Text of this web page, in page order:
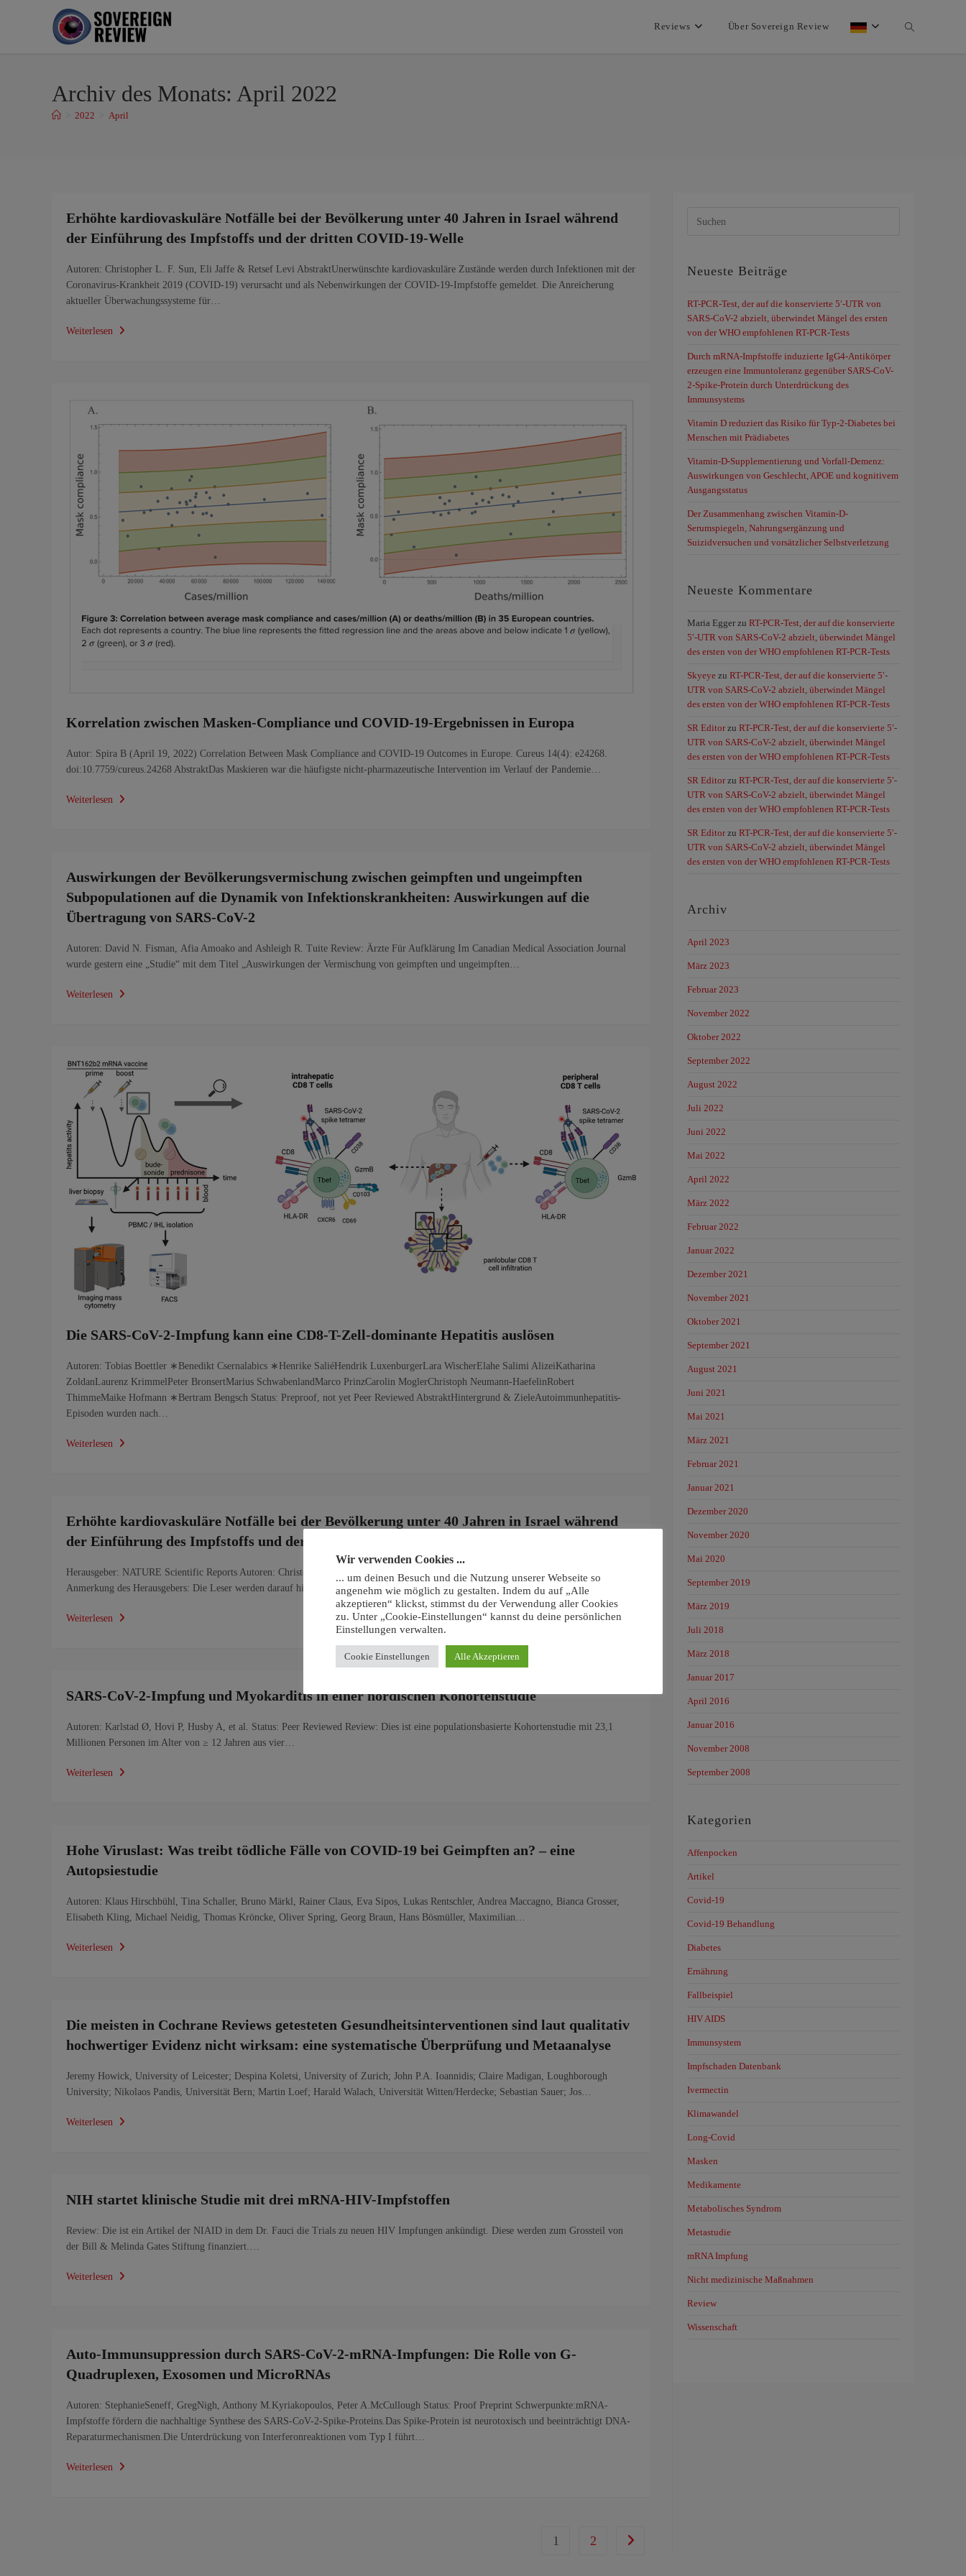
Reviews Über Sovereign Review
Archiv des Monats: April 2022
2022 April
Erhöhte kardiovaskuläre Notfälle bei der Bevölkerung unter 40 Jahren in Israel während
der Einführung des Impfstoffs und der dritten COVID-19-Welle
Autoren: Christopher L. F. Sun, Eli Jaffe & Retsef Levi AbstraktUnerwünschte kardiovaskuläre Zustände werden durch Infektionen mit der
Coronavirus-Krankheit 2019 (COVID-19) verursacht und als Nebenwirkungen der COVID-19-Impfstoffe gemeldet. Die Anreicherung
aktueller Überwachungssysteme für…
Weiterlesen
Korrelation zwischen Masken-Compliance und COVID-19-Ergebnissen in Europa
Autor: Spira B (April 19, 2022) Correlation Between Mask Compliance and COVID-19 Outcomes in Europe. Cureus 14(4): e24268.
doi:10.7759/cureus.24268 AbstraktDas Maskieren war die häufigste nicht-pharmazeutische Intervention im Verlauf der Pandemie…
Weiterlesen
Auswirkungen der Bevölkerungsvermischung zwischen geimpften und ungeimpften
Subpopulationen auf die Dynamik von Infektionskrankheiten: Auswirkungen auf die
Übertragung von SARS-CoV-2
Autoren: David N. Fisman, Afia Amoako and Ashleigh R. Tuite Review: Ärzte Für Aufklärung Im Canadian Medical Association Journal
wurde gestern eine „Studie“ mit dem Titel „Auswirkungen der Vermischung von geimpften und ungeimpften…
Weiterlesen
Die SARS-CoV-2-Impfung kann eine CD8-T-Zell-dominante Hepatitis auslösen
Autoren: Tobias Boettler ∗Benedikt Csernalabics ∗Henrike SaliéHendrik LuxenburgerLara WischerElahe Salimi AlizeiKatharina
ZoldanLaurenz KrimmelPeter BronsertMarius SchwabenlandMarco PrinzCarolin MoglerChristoph Neumann-HaefelinRobert
ThimmeMaike Hofmann ∗Bertram Bengsch Status: Preproof, not yet Peer Reviewed AbstraktHintergrund & ZieleAutoimmunhepatitis-
Episoden wurden nach…
Weiterlesen
Erhöhte kardiovaskuläre Notfälle bei der Bevölkerung unter 40 Jahren in Israel während
der Einführung des Impfstoffs und der dritten COVID-19-Welle
Herausgeber: NATURE Scientific Reports Autoren: Christopher L. F. Sun, Eli Jaffe & Retsef Levi Status: peer Reviewed; Mai 2022
Anmerkung des Herausgebers: Die Leser werden darauf hingewiesen, dass die Schlussfolgerungen…
Weiterlesen
SARS-CoV-2-Impfung und Myokarditis in einer nordischen Kohortenstudie
Autoren: Karlstad Ø, Hovi P, Husby A, et al. Status: Peer Reviewed Review: Dies ist eine populationsbasierte Kohortenstudie mit 23,1
Millionen Personen im Alter von ≥ 12 Jahren aus vier…
Weiterlesen
Hohe Viruslast: Was treibt tödliche Fälle von COVID-19 bei Geimpften an? – eine
Autopsiestudie
Autoren: Klaus Hirschbühl, Tina Schaller, Bruno Märkl, Rainer Claus, Eva Sipos, Lukas Rentschler, Andrea Maccagno, Bianca Grosser,
Elisabeth Kling, Michael Neidig, Thomas Kröncke, Oliver Spring, Georg Braun, Hans Bösmüller, Maximilian…
Weiterlesen
Die meisten in Cochrane Reviews getesteten Gesundheitsinterventionen sind laut qualitativ
hochwertiger Evidenz nicht wirksam: eine systematische Überprüfung und Metaanalyse
Jeremy Howick, University of Leicester; Despina Koletsi, University of Zurich; John P.A. Ioannidis; Claire Madigan, Loughborough
University; Nikolaos Pandis, Universität Bern; Martin Loef; Harald Walach, Universität Witten/Herdecke; Sebastian Sauer; Jos…
Weiterlesen
NIH startet klinische Studie mit drei mRNA-HIV-Impfstoffen
Review: Die ist ein Artikel der NIAID in dem Dr. Fauci die Trials zu neuen HIV Impfungen ankündigt. Diese werden zum Grossteil von
der Bill & Melinda Gates Stiftung finanziert.…
Weiterlesen
Auto-Immunsuppression durch SARS-CoV-2-mRNA-Impfungen: Die Rolle von G-
Quadruplexen, Exosomen und MicroRNAs
Autoren: StephanieSeneff, GregNigh, Anthony M.Kyriakopoulos, Peter A.McCullough Status: Proof Preprint Schwerpunkte:mRNA-
Impfstoffe fördern die nachhaltige Synthese des SARS-CoV-2-Spike-Proteins.Das Spike-Protein ist neurotoxisch und beeinträchtigt DNA-
Reparaturmechanismen.Die Unterdrückung von Interferonreaktionen vom Typ I führt…
Weiterlesen
1 2
Neueste Beiträge
RT-PCR-Test, der auf die konservierte 5′-UTR von
SARS-CoV-2 abzielt, überwindet Mängel des ersten
von der WHO empfohlenen RT-PCR-Tests
Durch mRNA-Impfstoffe induzierte IgG4-Antikörper
erzeugen eine Immuntoleranz gegenüber SARS-CoV-
2-Spike-Protein durch Unterdrückung des
Immunsystems
Vitamin D reduziert das Risiko für Typ-2-Diabetes bei
Menschen mit Prädiabetes
Vitamin-D-Supplementierung und Vorfall-Demenz:
Auswirkungen von Geschlecht, APOE und kognitivem
Ausgangsstatus
Der Zusammenhang zwischen Vitamin-D-
Serumspiegeln, Nahrungsergänzung und
Suizidversuchen und vorsätzlicher Selbstverletzung
Neueste Kommentare
Maria Egger zu RT-PCR-Test, der auf die konservierte
5′-UTR von SARS-CoV-2 abzielt, überwindet Mängel
des ersten von der WHO empfohlenen RT-PCR-Tests
Skyeye zu RT-PCR-Test, der auf die konservierte 5′-
UTR von SARS-CoV-2 abzielt, überwindet Mängel
des ersten von der WHO empfohlenen RT-PCR-Tests
SR Editorzu RT-PCR-Test, der auf die konservierte 5′-
UTR von SARS-CoV-2 abzielt, überwindet Mängel
des ersten von der WHO empfohlenen RT-PCR-Tests
SR Editorzu RT-PCR-Test, der auf die konservierte 5′-
UTR von SARS-CoV-2 abzielt, überwindet Mängel
des ersten von der WHO empfohlenen RT-PCR-Tests
SR Editorzu RT-PCR-Test, der auf die konservierte 5′-
UTR von SARS-CoV-2 abzielt, überwindet Mängel
des ersten von der WHO empfohlenen RT-PCR-Tests
Archiv
April 2023
März 2023
Februar 2023
November 2022
Oktober 2022
September 2022
August 2022
Juli 2022
Juni 2022
Mai 2022
April 2022
März 2022
Februar 2022
Januar 2022
Dezember 2021
November 2021
Oktober 2021
September 2021
August 2021
Juni 2021
Mai 2021
März 2021
Februar 2021
Januar 2021
Dezember 2020
November 2020
Mai 2020
September 2019
März 2019
Juli 2018
März 2018
Januar 2017
April 2016
Januar 2016
November 2008
September 2008
Kategorien
Affenpocken
Artikel
Covid-19
Covid-19 Behandlung
Diabetes
Ernährung
Fallbeispiel
HIV AIDS
Immunsystem
Impfschaden Datenbank
Ivermectin
Klimawandel
Long-Covid
Masken
Medikamente
Metabolisches Syndrom
Metastudie
mRNA Impfung
Nicht medizinische Maßnahmen
Review
Wissenschaft
Wir verwenden Cookies ...
... um deinen Besuch und die Nutzung unserer Webseite so
angenehm wie möglich zu gestalten. Indem du auf „Alle
akzeptieren“ klickst, stimmst du der Verwendung aller Cookies
zu. Unter „Cookie-Einstellungen“ kannst du deine persönlichen
Einstellungen verwalten.
Cookie Einstellungen Alle Akzeptieren